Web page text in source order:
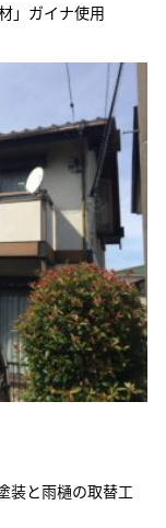
」ガイナ使用
装と雨樋の取替工